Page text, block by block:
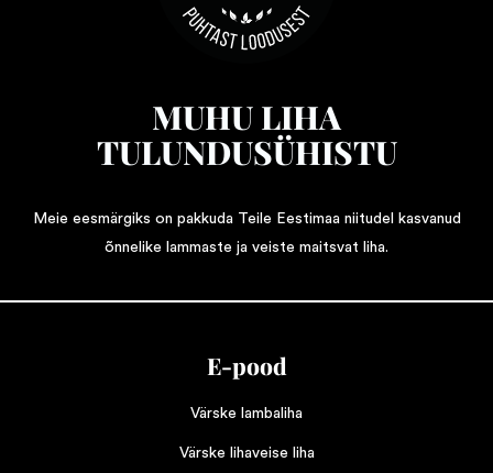
MUHU LIHA
TULUNDUSÜHISTU
Meie eesmärgiks on pakkuda Teile Eestimaa niitudel kasvanud
õnnelike lammaste ja veiste maitsvat liha.
E-pood
Värske lambaliha
Värske lihaveise liha